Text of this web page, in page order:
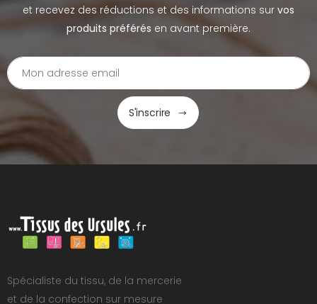
et recevez des réductions et des informations sur vos
produits préférés en avant première.
S'inscrire
Spécialiste du tissu, de la mercerie
et de la confection sur mesure